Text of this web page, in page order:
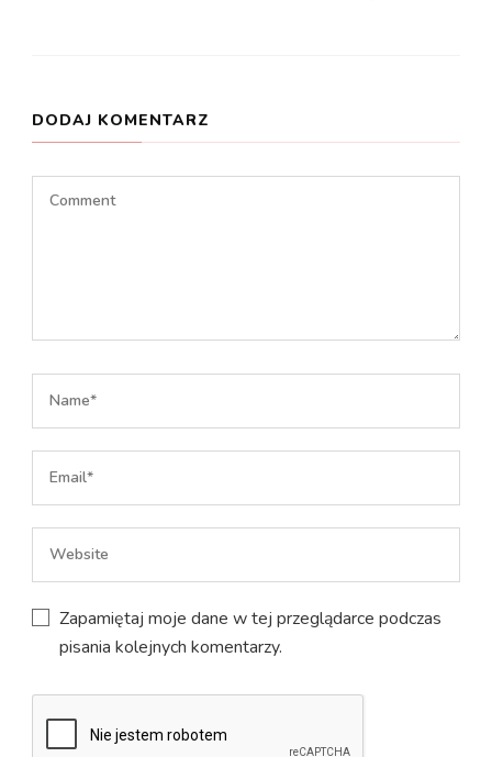
DODAJ KOMENTARZ
Zapamiętaj moje dane w tej przeglądarce podczas
pisania kolejnych komentarzy.